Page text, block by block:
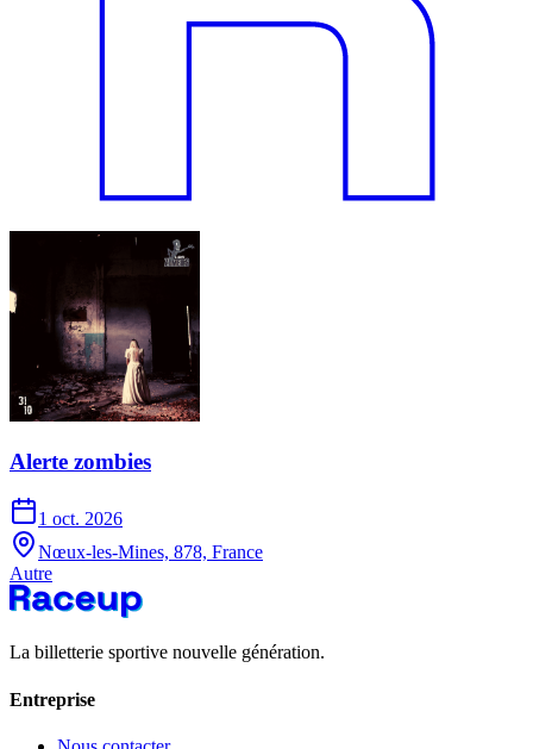
Alerte zombies
1 oct. 2026
Nœux-les-Mines, 878, France
Autre
La billetterie sportive nouvelle génération.
Entreprise